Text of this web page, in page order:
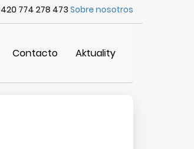
774 278 473 Sobre nosotros
Contacto Aktuality